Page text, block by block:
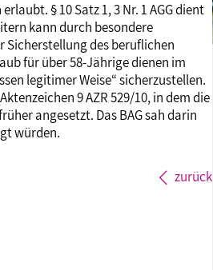
§ 10 Satz 1, 3 Nr. 1 AGG dient
kann durch besondere
Sicherstellung des beruflichen
für über 58-Jährige dienen im
legitimer Weise“ sicherzustellen.
9 AZR 529/10, in dem die
angesetzt. Das BAG sah darin
würden.
zurück